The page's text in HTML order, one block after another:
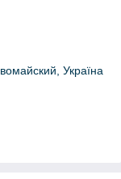
Україна